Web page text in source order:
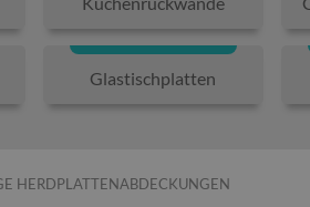
Glastischplatten
HERDPLATTENABDECKUNGEN